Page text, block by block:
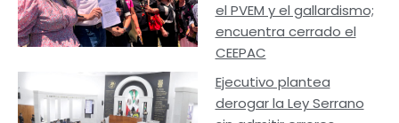
el PVEM y el gallardismo;
encuentra cerrado el
CEEPAC
Ejecutivo plantea
derogar la Ley Serrano